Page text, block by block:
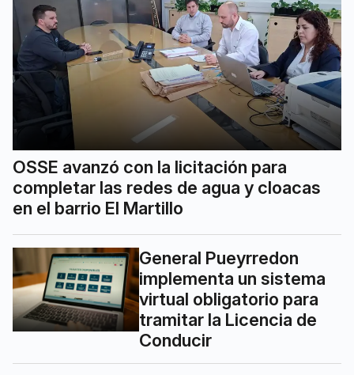
OSSE avanzó con la licitación para
completar las redes de agua y cloacas
en el barrio El Martillo
General Pueyrredon
implementa un sistema
virtual obligatorio para
tramitar la Licencia de
Conducir